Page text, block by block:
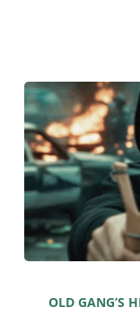
píseňOLD GANG’S